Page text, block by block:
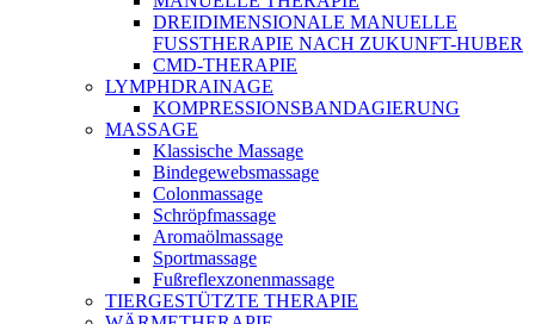
DREIDIMENSIONALE MANUELLE
FUSSTHERAPIE NACH ZUKUNFT-HUBER
CMD-THERAPIE
LYMPHDRAINAGE
KOMPRESSIONSBANDAGIERUNG
MASSAGE
Klassische Massage
Bindegewebsmassage
Colonmassage
Schröpfmassage
Aromaölmassage
Sportmassage
Fußreflexzonenmassage
TIERGESTÜTZTE THERAPIE